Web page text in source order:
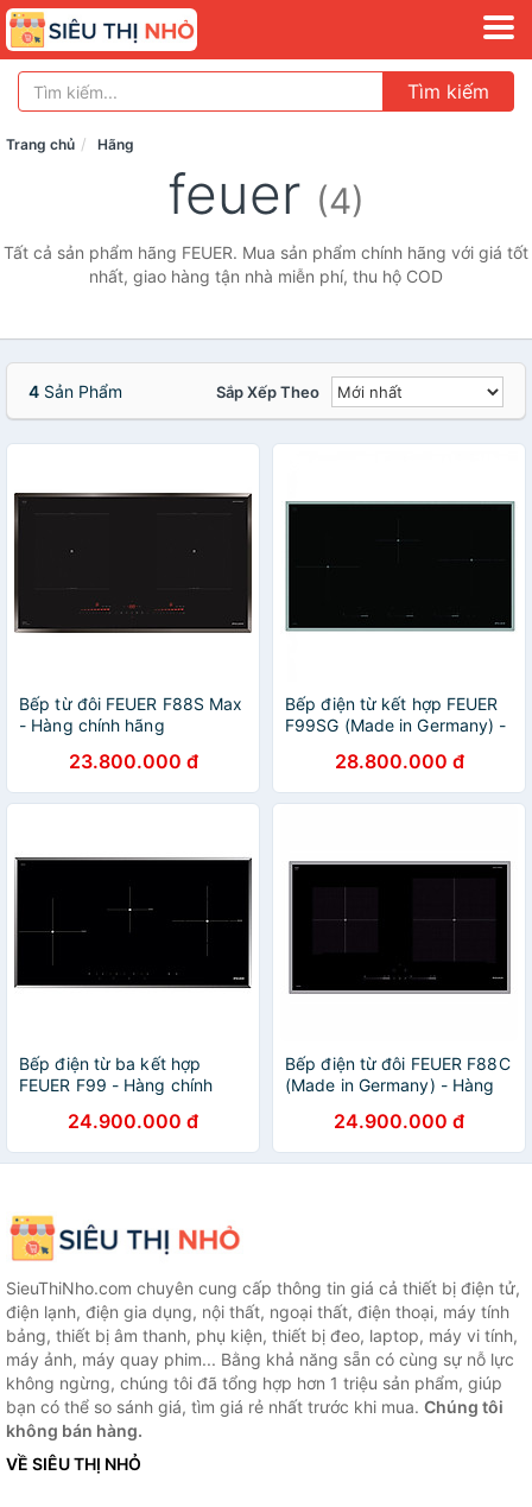
Tìm kiếm
Trang chủ Hãng
feuer (4)
Tất cả sản phẩm hãng FEUER. Mua sản phẩm chính hãng với giá tốt
nhất, giao hàng tận nhà miễn phí, thu hộ COD
4 Sản Phẩm Sắp Xếp Theo
Bếp từ đôi FEUER F88S Max
- Hàng chính hãng
23.800.000 đ
Bếp điện từ kết hợp FEUER
F99SG (Made in Germany) -
28.800.000 đ
Bếp điện từ ba kết hợp
FEUER F99 - Hàng chính
24.900.000 đ
Bếp điện từ đôi FEUER F88C
(Made in Germany) - Hàng
24.900.000 đ
SieuThiNho.com chuyên cung cấp thông tin giá cả thiết bị điện tử,
điện lạnh, điện gia dụng, nội thất, ngoại thất, điện thoại, máy tính
bảng, thiết bị âm thanh, phụ kiện, thiết bị đeo, laptop, máy vi tính,
máy ảnh, máy quay phim... Bằng khả năng sẵn có cùng sự nỗ lực
không ngừng, chúng tôi đã tổng hợp hơn 1 triệu sản phẩm, giúp
bạn có thể so sánh giá, tìm giá rẻ nhất trước khi mua. Chúng tôi
không bán hàng.
VỀ SIÊU THỊ NHỎ